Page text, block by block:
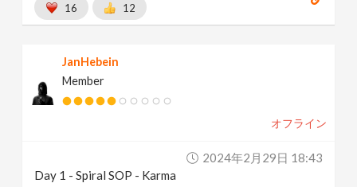
16 12
JanHebein
Member
オフライン
2024年2月29日 18:43
Day 1 - Spiral SOP - Karma